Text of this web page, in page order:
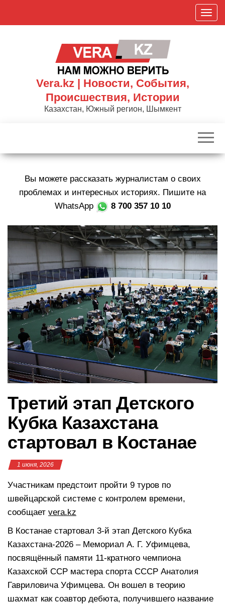
П
о
к
р
в
и
г
ц
и
ю
Vera.kz | Новости, События,
Происшествия, Истории
Казахстан, Южный регион, Шымкент
Вы можете рассказать журналистам о своих
проблемах и интересных историях. Пишите на
WhatsApp
8 700 357 10 10
Третий этап Детского
Кубка Казахстана
стартовал в Костанае
1 июня, 2026
Участникам предстоит пройти 9 туров по
швейцарской системе с контролем времени,
сообщает vera.kz
В Костанае стартовал 3-й этап Детского Кубка
Казахстана-2026 – Мемориал А. Г. Уфимцева,
посвящённый памяти 11-кратного чемпиона
Казахской ССР мастера спорта СССР Анатолия
Гавриловича Уфимцева. Он вошел в теорию
шахмат как соавтор дебюта, получившего название